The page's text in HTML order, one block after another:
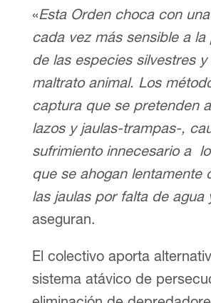
«Esta Orden choca con
cada vez más sensible a la
de las especies silvestres
maltrato animal. Los
captura que se pretenden
lazos y jaulas-trampas-,
sufrimiento innecesario a
que se ahogan lentamente
las jaulas por falta de agua
aseguran.
El colectivo aporta
sistema atávico de